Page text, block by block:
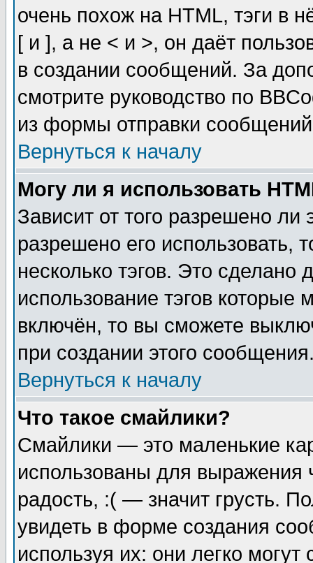
очень похож на HTML, тэги в
[ и ], а не < и >, он даёт
в создании сообщений. За
смотрите руководство по
из формы отправки
Вернуться к началу
Могу ли я использовать
Зависит от того разрешено
разрешено его использовать,
несколько тэгов. Это сделано
использование тэгов
включён, то вы сможете
при создании этого
Вернуться к началу
Что такое смайлики?
Смайлики — это маленькие
использованы для
радость, :( — значит грусть.
увидеть в форме создания
используя их: они легко